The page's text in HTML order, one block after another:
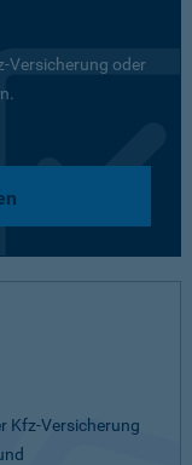
Versicherung oder
Kfz-Versicherung